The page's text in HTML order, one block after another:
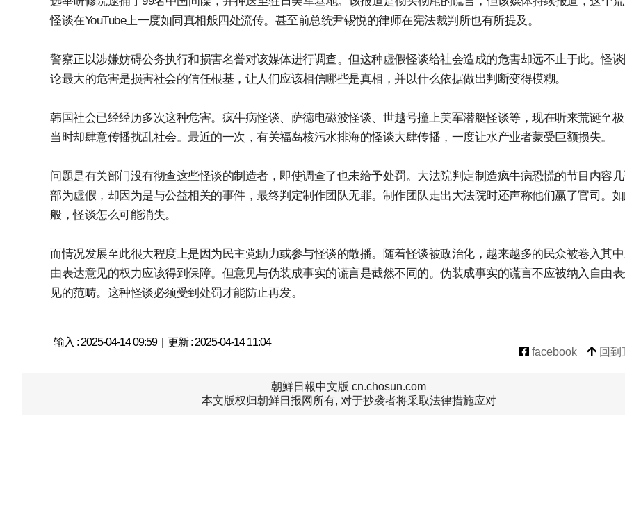
怪谈在YouTube上一度如同真相般四处流传。甚至前总统尹锡悦的律师在宪法裁判所也有所提及。
警察正以涉嫌妨碍公务执行和损害名誉对该媒体进行调查。但这种虚假怪谈给社会造成的危害却远不止于此。怪
论最大的危害是损害社会的信任根基，让人们应该相信哪些是真相，并以什么依据做出判断变得模糊。
韩国社会已经经历多次这种危害。疯牛病怪谈、萨德电磁波怪谈、世越号撞上美军潜艇怪谈等，现在听来荒诞至
当时却肆意传播扰乱社会。最近的一次，有关福岛核污水排海的怪谈大肆传播，一度让水产业者蒙受巨额损失。
问题是有关部门没有彻查这些怪谈的制造者，即使调查了也未给予处罚。大法院判定制造疯牛病恐慌的节目内容
部为虚假，却因为是与公益相关的事件，最终判定制作团队无罪。制作团队走出大法院时还声称他们赢了官司。
般，怪谈怎么可能消失。
而情况发展至此很大程度上是因为民主党助力或参与怪谈的散播。随着怪谈被政治化，越来越多的民众被卷入其
由表达意见的权力应该得到保障。但意见与伪装成事实的谎言是截然不同的。伪装成事实的谎言不应被纳入自由
见的范畴。这种怪谈必须受到处罚才能防止再发。
输入 : 2025-04-14 09:59 | 更新 : 2025-04-14 11:04
facebook
回到
朝鮮日報中文版 cn.chosun.com
本文版权归朝鲜日报网所有, 对于抄袭者将采取法律措施应对